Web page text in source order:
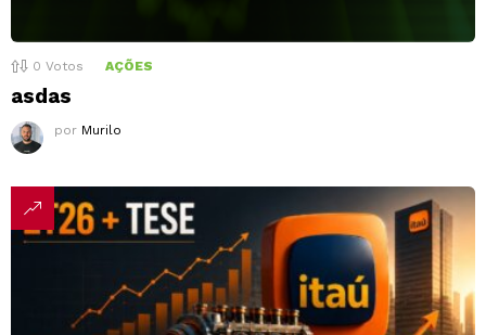
0 Votos AÇÕES
asdas
por Murilo